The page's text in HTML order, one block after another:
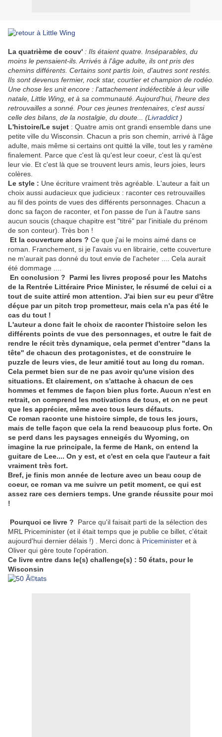
La quatrième de couv' : Ils étaient quatre. Inséparables, du
moins le pensaient-ils. Arrivés à l'âge adulte, ils ont pris des
chemins différents. Certains sont partis loin, d'autres sont restés.
Ils sont devenus fermier, rock star, courtier et champion de rodéo.
Une chose les unit encore : l'attachement indéfectible à leur ville
natale, Little Wing, et à sa communauté. Aujourd'hui, l'heure des
retrouvailles a sonné. Pour ces jeunes trentenaires, c'est aussi
celle des bilans, de la nostalgie, du doute...
(L ivraddict)
L'histoire/Le sujet : Quatre amis ont grandi ensemble dans une
petite ville du Wisconsin. Chacun a pris son chemin, arrivé à l'âge
adulte, mais même si certains ont quitté la ville, tout les y ramène
finalement. Parce que c'est là qu'est leur coeur, c'est là qu'est
leur vie. Et c'est là que se trouvent leurs amis, leurs joies, leurs
colères.
Le style : Une écriture vraiment très agréable. L'auteur a fait un
choix aussi audacieux que judicieux : raconter ces retrouvailles
au fil des points de vues des différents personnages. Chacun a
donc sa façon de raconter, et l'on passe de l'un à l'autre sans
aucun soucis (chaque chapitre est "titré" par l'initiale du prénom
de son conteur). Très bon !
Et la couverture alors ? Ce que j'ai le moins aimé dans ce
roman. Franchement, si je l'avais vu en librairie, cette couverture
ne m'aurait pas donné du tout envie de l'acheter .... Cela aurait
été dommage ....
En conclusion ? Parmi les livres proposé pour les Matchs
de la Rentrée Littéraire Price Minister, le résumé de celui ci a
tout de suite attiré mon attention. J'ai bien sur eu peur d'être
déçue par un pitch trop prometteur, mais cela n'a pas été le
cas du tout !
L'auteur a donc fait le choix de raconter l'histoire selon les
différents points de vue des personnages, et outre le fait de
rendre le récit très dynamique, cela permet d'entrer "dans la
tête" de chacun des protagonistes, et de construire le
puzzle de leurs vies, de leur amitié tout au long du roman.
Cela permet bien sur de ne pas avoir qu'une vision des
situations. Et clairement, on s'attache à chacun de ces
hommes et femmes de façon bien plus forte. Aucun n'est en
retrait, on comprend les motivations de tous, et on ne peut
que les apprécier, même avec tous leurs défauts.
Ce roman raconte une histoire simple, de tous les jours,
mais de telle façon que cela la rend beaucoup plus forte. On
se perd dans les paysages enneigés du Wyoming, on
imagine la rue principale, la ferme de Hank, on entend la
guitare de Lee.... On y est, et c'est en cela que l'auteur a fait
vraiment très fort.
Bref, je finis mon année de lecture avec un beau coup de
coeur, ce roman va me suivre un petit moment, ce qui est
assez rare ces derniers temps. Une grande réussite pour moi
!
Pourquoi ce livre ?
Parce qu'il faisait parti de la sélection des
MRL Priceminister (et il était temps que je publie ce billet, c'était
aujourd'hui dernier délais !) . Merci donc à Priceminister et à
Oliver qui gère toute l'opération.
Ce livre entre dans le(s) challenge(s) : 50 états, pour le
Wisconsin